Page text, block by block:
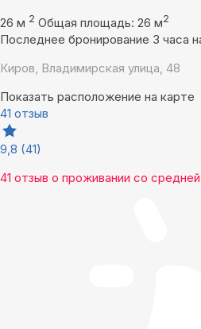
26 м 2 Общая площадь: 26 м2
Последнее бронирование 3 часа
Киров, Владимирская улица, 48
Показать расположение на карте
41 отзыв
9,8 (41)
41 отзыв о проживании со